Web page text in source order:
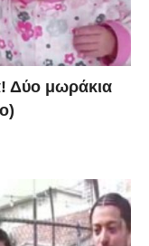
Δύο μωράκια